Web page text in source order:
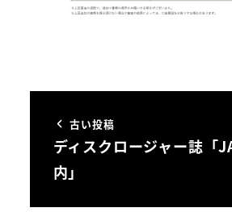
古い投稿
ディスクロージャー誌「
内」